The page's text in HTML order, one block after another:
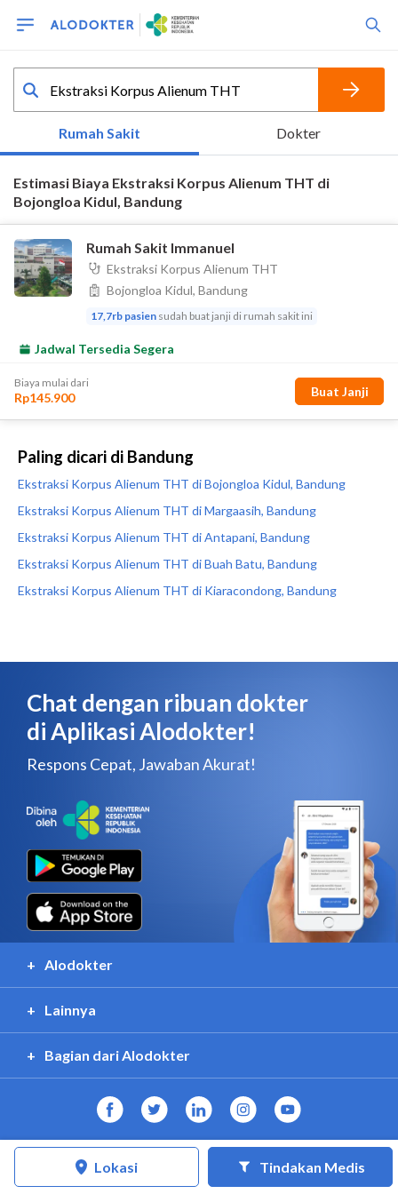
Paling dicari di Bandung
Ekstraksi Korpus Alienum THT di Bojongloa Kidul, Bandung
Ekstraksi Korpus Alienum THT di Margaasih, Bandung
Ekstraksi Korpus Alienum THT di Antapani, Bandung
Ekstraksi Korpus Alienum THT di Buah Batu, Bandung
Ekstraksi Korpus Alienum THT di Kiaracondong, Bandung